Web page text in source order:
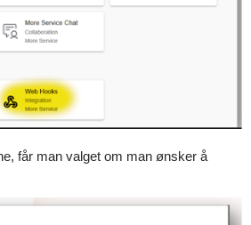
får man valget om man ønsker å